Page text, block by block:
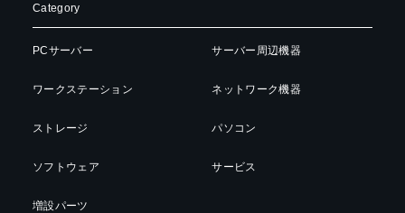
Category
PCサーバー
ワークステーション
ストレージ
ソフトウェア
増設パーツ
サーバー周辺機器
ネットワーク機器
パソコン
サービス